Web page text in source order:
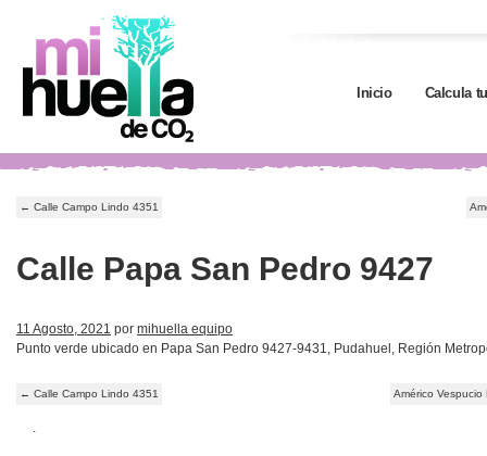
Inicio Calcula
← Calle Campo Lindo 4351
Calle Papa San Pedro 9427
11 Agosto, 2021 por mihuella equipo
Punto verde ubicado en Papa San Pedro 9427-9431, Pudahuel, Región
← Calle Campo Lindo 4351 Américo
.